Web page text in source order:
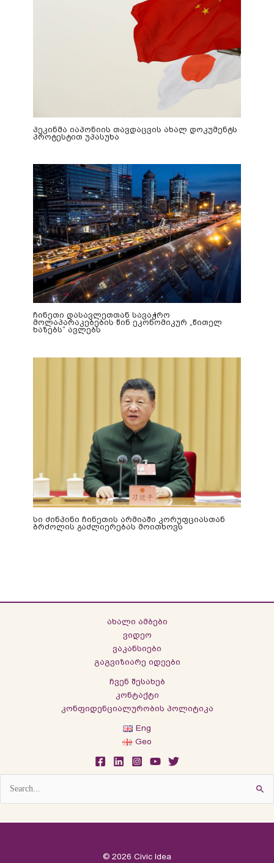
პეკინმა იაპონიის თავდაცვის ახალ დოკუმენტს
პროტესტით უპასუხა
ჩინეთი დასავლეთთან სავაჭრო
მოლაპარაკებების წინ ეკონომიკურ „წითელ
ხაზებს“ ავლებს
სი ძინპინი ჩინეთის არმიაში კორუფციასთან
ბრძოლის გაძლიერებას მოითხოვს
ახალი ამბები
ვიდეო
ვაკანსიები
გაგვიზიარე იდეები
ჩვენ შესახებ
კონტაქტი
კონფიდენციალურობის პოლიტიკა
Eng
Geo
Search
for:
© 2026 Civic Idea